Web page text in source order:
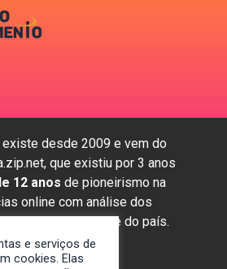
desde 2009 e vem do
que existiu por 3 anos
12 anos de pioneirismo na
online com análise dos
da região e do país.
e serviços de
cookies. Elas